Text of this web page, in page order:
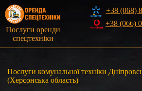
Перейти
до
вмісту
Послуги оренди
спецтехніки
+38 (068)
+38 (066)
Послуги комунальної техніки
(Херсонська область)